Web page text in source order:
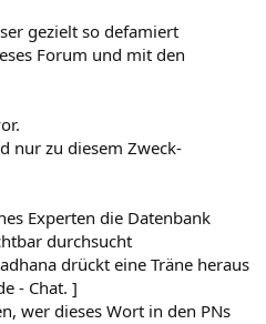
gezielt so defamiert
Forum und mit den
nur zu diesem Zweck-
Experten die Datenbank
durchsucht
drückt eine Träne heraus
- Chat. ]
wer dieses Wort in den PNs